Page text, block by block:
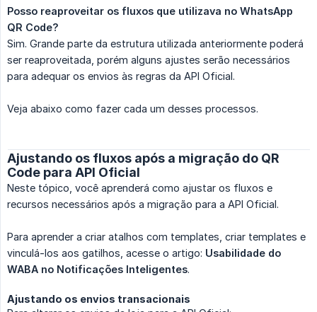
Posso reaproveitar os fluxos que utilizava no WhatsApp
QR Code?
Sim. Grande parte da estrutura utilizada anteriormente poderá
ser reaproveitada, porém alguns ajustes serão necessários
para adequar os envios às regras da API Oficial.
Veja abaixo como fazer cada um desses processos.
Ajustando os fluxos após a migração do QR
Code para API Oficial
Neste tópico, você aprenderá como ajustar os fluxos e
recursos necessários após a migração para a API Oficial.
Para aprender a criar atalhos com templates, criar templates e
vinculá-los aos gatilhos, acesse o artigo: Usabilidade do
WABA no Notificações Inteligentes.
Ajustando os envios transacionais